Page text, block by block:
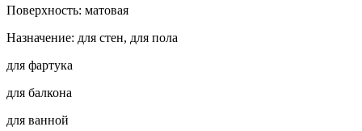
Поверхность: матовая
Назначение: для стен, для пола
для фартука
для балкона
для ванной